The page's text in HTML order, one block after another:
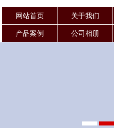
网站首页 关于我们
产品案例 公司相册